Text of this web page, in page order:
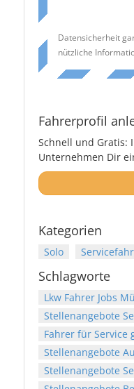
Datensicherheit
nützliche
Fahrerprofil
Schnell und Gratis:
Unternehmen Dir
Kategorien
Solo
Schlagworte
Lkw Fahrer Jobs
Stellenangebote
Fahrer für Service
Stellenangebote
Stellenangebote